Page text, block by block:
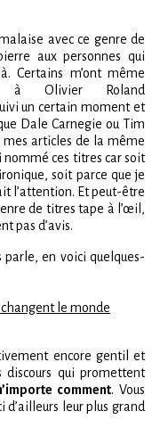
avec ce genre de
aux personnes qui
Certains m’ont même
à Olivier Roland
un certain moment et
Dale Carnegie ou Tim
mes articles de la même
nommé ces titres car soit
soit parce que je
l’attention. Et peut-être
de titres tape à l’œil,
pas d’avis.
parle, en voici quelques-
changent le monde
encore gentil et
qui promettent
comment. Vous
d’ailleurs leur plus grand